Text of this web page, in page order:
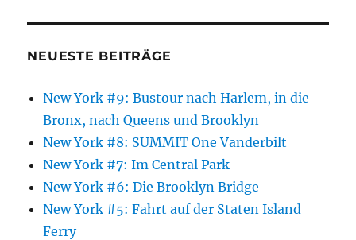
NEUESTE BEITRÄGE
New York #9: Bustour nach Harlem, in die
Bronx, nach Queens und Brooklyn
New York #8: SUMMIT One Vanderbilt
New York #7: Im Central Park
New York #6: Die Brooklyn Bridge
New York #5: Fahrt auf der Staten Island
Ferry